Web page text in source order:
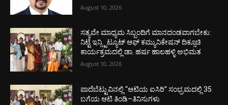
August 10, 2026
ಸತ್ಯವೇ ಮಾಧ್ಯಮ ಸಿಬ್ಬಂದಿಗೆ ಮಾನದಂಡವಾಗಬೇಕು:
ನಿಟ್ಟೆ ಇನ್ಸ್ಟಿಟ್ಯೂಟ್ ಆಫ್ ಕಮ್ಯುನಿಕೇಷನ್ ದಿಕ್ಸೂಚಿ
ಕಾರ್ಯಕ್ರಮದಲ್ಲಿ ಡಾ. ಹರ್ಷ ಹಾಲಹಳ್ಳಿ ಅಭಿಮತ
August 10, 2026
ಪಾದೆಬೆಟ್ಟುವಿನಲ್ಲಿ “ಆಟಿಯ ಐಸಿರಿ’’ ಸಂಭ್ರಮದಲ್ಲಿ 35
ಬಗೆಯ ಆಟಿ ತಿಂಡಿ–ತಿನಿಸುಗಳು